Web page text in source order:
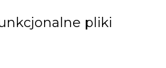
pliki